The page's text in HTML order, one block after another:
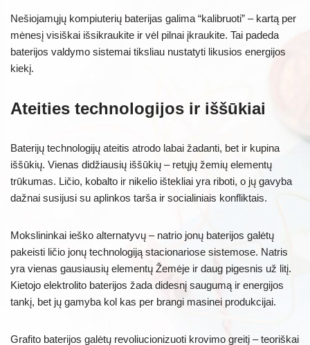
Nešiojamųjų kompiuterių baterijas galima “kalibruoti” – kartą per
mėnesį visiškai išsikraukite ir vėl pilnai įkraukite. Tai padeda
baterijos valdymo sistemai tiksliau nustatyti likusios energijos
kiekį.
Ateities technologijos ir iššūkiai
Baterijų technologijų ateitis atrodo labai žadanti, bet ir kupina
iššūkių. Vienas didžiausių iššūkių – retųjų žemių elementų
trūkumas. Ličio, kobalto ir nikelio ištekliai yra riboti, o jų gavyba
dažnai susijusi su aplinkos tarša ir socialiniais konfliktais.
Mokslininkai ieško alternatyvų – natrio jonų baterijos galėtų
pakeisti ličio jonų technologiją stacionariose sistemose. Natris
yra vienas gausiausių elementų Žemėje ir daug pigesnis už litį.
Kietojo elektrolito baterijos žada didesnį saugumą ir energijos
tankį, bet jų gamyba kol kas per brangi masinei produkcijai.
Grafito baterijos galėtų revoliucionizuoti krovimo greitį – teoriškai